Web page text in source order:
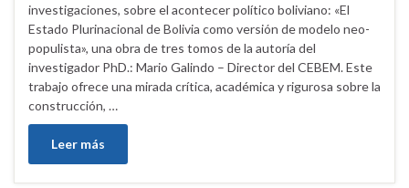
investigaciones, sobre el acontecer político boliviano: «El
Estado Plurinacional de Bolivia como versión de modelo neo-
populista», una obra de tres tomos de la autoría del
investigador PhD.: Mario Galindo – Director del CEBEM. Este
trabajo ofrece una mirada crítica, académica y rigurosa sobre la
construcción, …
Leer más